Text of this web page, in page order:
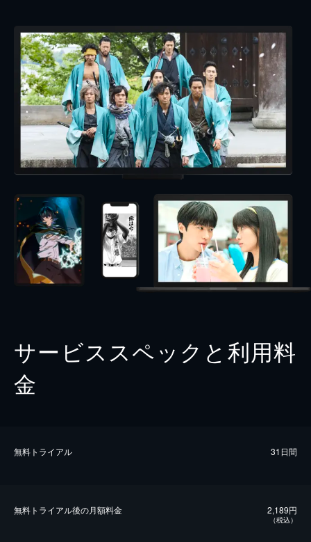
サービススペックと利用料
金
無料トライアル 31日間
無料トライアル後の⽉額料金 2,189円
（税込）